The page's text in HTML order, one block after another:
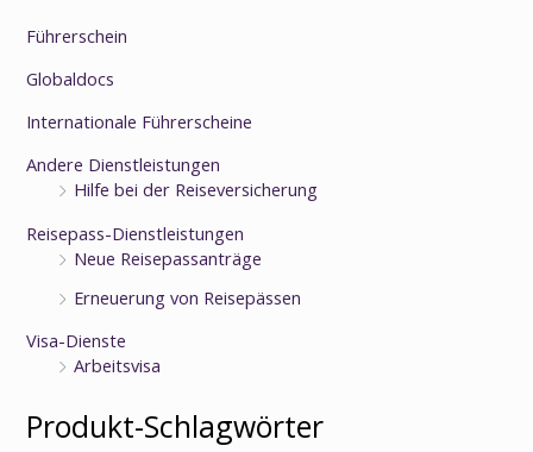
Führerschein
Globaldocs
Internationale Führerscheine
Andere Dienstleistungen
Hilfe bei der Reiseversicherung
Reisepass-Dienstleistungen
Neue Reisepassanträge
Erneuerung von Reisepässen
Visa-Dienste
Arbeitsvisa
Produkt-Schlagwörter